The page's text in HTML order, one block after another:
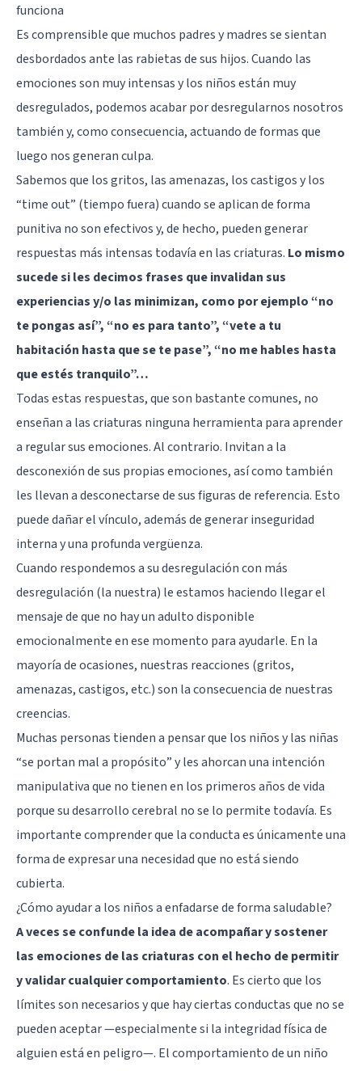
funciona
Es comprensible que muchos padres y madres se sientan
desbordados ante las rabietas de sus hijos. Cuando las
emociones son muy intensas y los niños están muy
desregulados, podemos acabar por desregularnos nosotros
también y, como consecuencia, actuando de formas que
luego nos generan culpa.
Sabemos que los gritos, las amenazas, los castigos y los
“time out” (tiempo fuera) cuando se aplican de forma
punitiva no son efectivos y, de hecho, pueden generar
respuestas más intensas todavía en las criaturas. Lo mismo
sucede si les decimos frases que invalidan sus
experiencias y/o las minimizan, como por ejemplo “no
te pongas así”, “no es para tanto”, “vete a tu
habitación hasta que se te pase”, “no me hables hasta
que estés tranquilo”…
Todas estas respuestas, que son bastante comunes, no
enseñan a las criaturas ninguna herramienta para aprender
a regular sus emociones. Al contrario. Invitan a la
desconexión de sus propias emociones, así como también
les llevan a desconectarse de sus figuras de referencia. Esto
puede dañar el vínculo, además de generar inseguridad
interna y una profunda vergüenza.
Cuando respondemos a su desregulación con más
desregulación (la nuestra) le estamos haciendo llegar el
mensaje de que no hay un adulto disponible
emocionalmente en ese momento para ayudarle. En la
mayoría de ocasiones, nuestras reacciones (gritos,
amenazas, castigos, etc.) son la consecuencia de nuestras
creencias.
Muchas personas tienden a pensar que los niños y las niñas
“se portan mal a propósito” y les ahorcan una intención
manipulativa que no tienen en los primeros años de vida
porque su desarrollo cerebral no se lo permite todavía. Es
importante comprender que la conducta es únicamente una
forma de expresar una necesidad que no está siendo
cubierta.
¿Cómo ayudar a los niños a enfadarse de forma saludable?
A veces se confunde la idea de acompañar y sostener
las emociones de las criaturas con el hecho de permitir
y validar cualquier comportamiento. Es cierto que los
límites son necesarios y que hay ciertas conductas que no se
pueden aceptar —especialmente si la integridad física de
alguien está en peligro—. El comportamiento de un niño